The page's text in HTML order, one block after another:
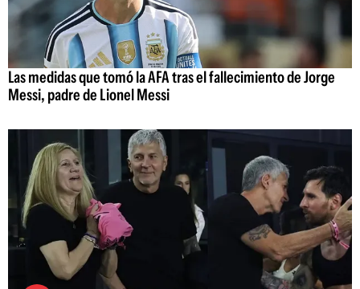
Las medidas que tomó la AFA tras el fallecimiento de Jorge
Messi, padre de Lionel Messi